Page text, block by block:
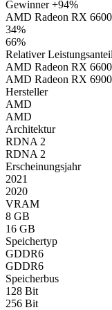
Gewinner+94%
AMD Radeon RX
34%
66%
Relativer
AMD Radeon RX 6600
AMD Radeon RX
Hersteller
AMD
AMD
Architektur
RDNA 2
RDNA 2
Erscheinungsjahr
2021
2020
VRAM
8 GB
16 GB
Speichertyp
GDDR6
GDDR6
Speicherbus
128 Bit
256 Bit